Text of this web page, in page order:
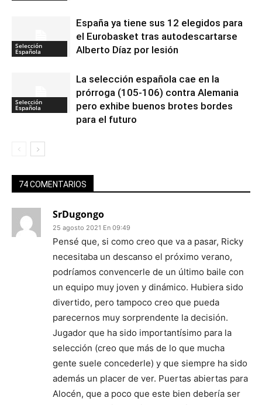
Selección
Española
España ya tiene sus 12 elegidos para
el Eurobasket tras autodescartarse
Alberto Díaz por lesión
Selección
Española
La selección española cae en la
prórroga (105-106) contra Alemania
pero exhibe buenos brotes bordes
para el futuro
74 COMENTARIOS
SrDugongo
25 agosto 2021 En 09:49
Pensé que, si como creo que va a pasar, Ricky
necesitaba un descanso el próximo verano,
podríamos convencerle de un último baile con
un equipo muy joven y dinámico. Hubiera sido
divertido, pero tampoco creo que pueda
parecernos muy sorprendente la decisión.
Jugador que ha sido importantísimo para la
selección (creo que más de lo que mucha
gente suele concederle) y que siempre ha sido
además un placer de ver. Puertas abiertas para
Alocén, que a poco que este bien debería ser